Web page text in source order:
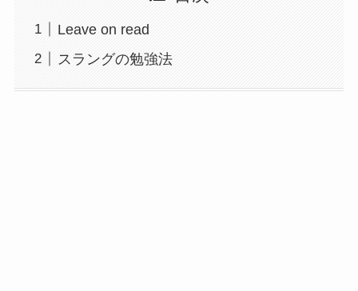
Leave on read
スラングの勉強法